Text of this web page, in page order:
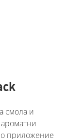
смола и
приложение